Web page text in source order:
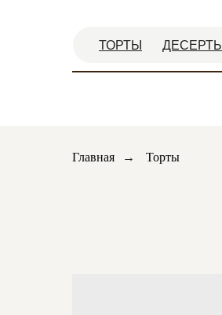
ТОРТЫ ДЕСЕРТЫ
Главная → Торты